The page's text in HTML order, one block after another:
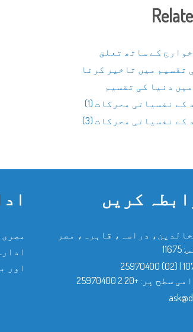
کے ساتھ تعلق
تقسیم میں تاخیر کرنا
میں دنیا کی تقسیم
کے نفسیاتی محرکات (1)
کے نفسیاتی محرکات (3)
کریں
دراسہ، قاہرہ، مصر
(02) 25970400
سطح پر: +20 2 25970400
اور